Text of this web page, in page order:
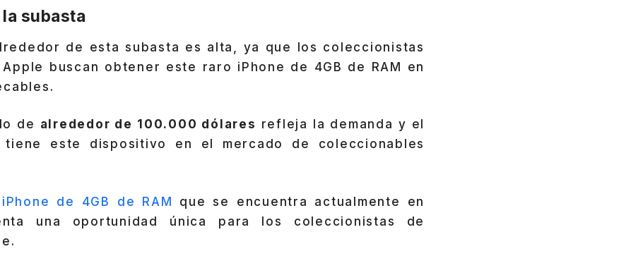
subasta
de esta subasta es alta, ya que los coleccionistas
buscan obtener este raro iPhone de 4GB de RAM en
de alrededor de 100.000 dólares refleja la demanda y el
este dispositivo en el mercado de coleccionables
iPhone de 4GB de RAM
que se encuentra actualmente en
una oportunidad única para los coleccionistas de